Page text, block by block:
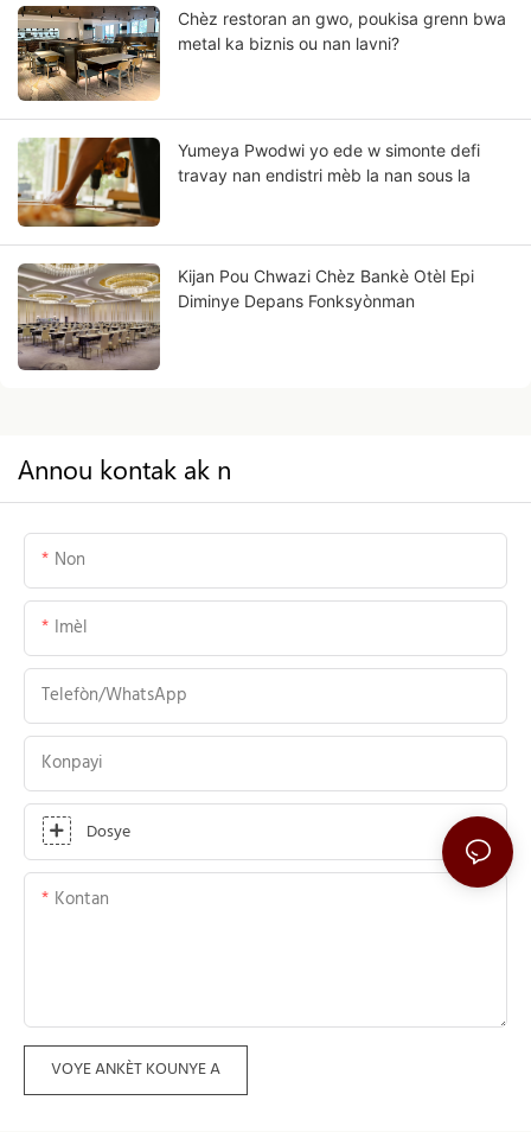
Chèz restoran an gwo, poukisa grenn bwa
metal ka biznis ou nan lavni?
Yumeya Pwodwi yo ede w simonte defi
travay nan endistri mèb la nan sous la
Kijan Pou Chwazi Chèz Bankè Otèl Epi
Diminye Depans Fonksyònman
Annou kontak ak n
Non
Imèl
Telefòn/WhatsApp
Konpayi
Dosye
Kontan
VOYE ANKÈT KOUNYE A